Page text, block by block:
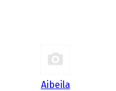
Aibeila